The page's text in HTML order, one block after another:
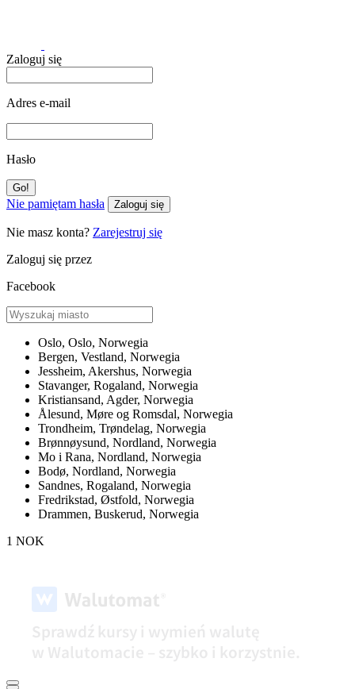
Zaloguj się
Adres e-mail
Hasło
Nie pamiętam hasła Zaloguj się
Nie masz konta? Zarejestruj się
Zaloguj się przez
Facebook
Oslo, Oslo, Norwegia
Bergen, Vestland, Norwegia
Jessheim, Akershus, Norwegia
Stavanger, Rogaland, Norwegia
Kristiansand, Agder, Norwegia
Ålesund, Møre og Romsdal, Norwegia
Trondheim, Trøndelag, Norwegia
Brønnøysund, Nordland, Norwegia
Mo i Rana, Nordland, Norwegia
Bodø, Nordland, Norwegia
Sandnes, Rogaland, Norwegia
Fredrikstad, Østfold, Norwegia
Drammen, Buskerud, Norwegia
1 NOK